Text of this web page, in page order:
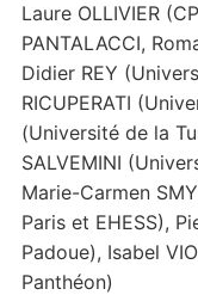
Laure OLLIVIER
PANTALACCI,
Didier REY
RICUPERATI
(Université de la
SALVEMINI
Marie-Carmen
Paris et EHESS),
Padoue), Isabel
Panthéon)